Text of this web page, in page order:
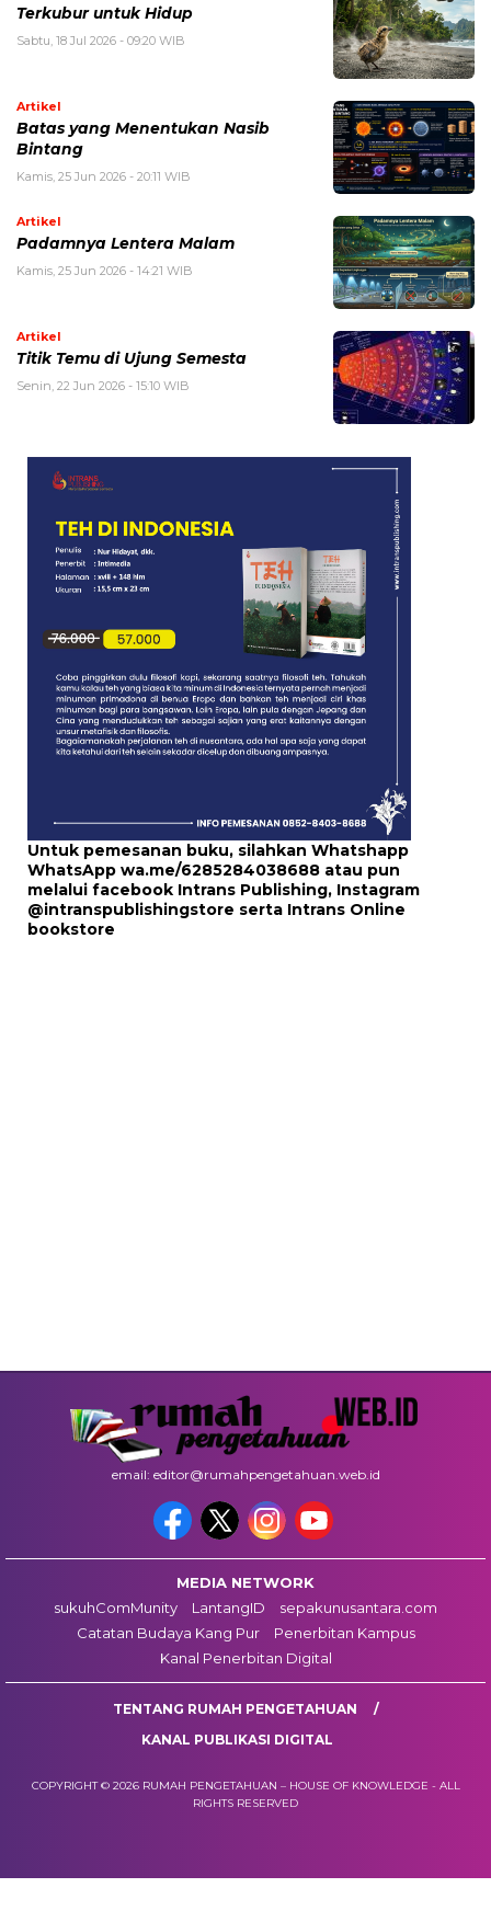
Terkubur untuk Hidup
Sabtu, 18 Jul 2026 - 09:20 WIB
Artikel
Batas yang Menentukan Nasib
Bintang
Kamis, 25 Jun 2026 - 20:11 WIB
Artikel
Padamnya Lentera Malam
Kamis, 25 Jun 2026 - 14:21 WIB
Artikel
Titik Temu di Ujung Semesta
Senin, 22 Jun 2026 - 15:10 WIB
Untuk pemesanan buku, silahkan Whatshapp
WhatsApp wa.me/6285284038688 atau pun
melalui facebook Intrans Publishing, Instagram
@intranspublishingstore serta Intrans Online
bookstore
email: editor@rumahpengetahuan.web.id
MEDIA NETWORK
sukuhComMunity
LantangID
sepakunusantara.com
Catatan Budaya Kang Pur
Penerbitan Kampus
Kanal Penerbitan Digital
TENTANG RUMAH PENGETAHUAN
KANAL PUBLIKASI DIGITAL
COPYRIGHT © 2026 RUMAH PENGETAHUAN – HOUSE OF KNOWLEDGE - ALL
RIGHTS RESERVED